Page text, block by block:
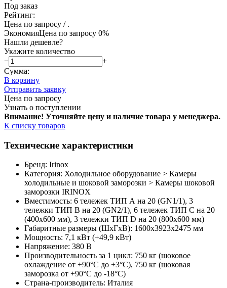
Под заказ
Рейтинг:
Цена по запросу / .
ЭкономияЦена по запросу 0%
Нашли дешевле?
Укажите количество
−
+
Сумма:
В корзину
Отправить заявку
Цена по запросу
Узнать о поступлении
Внимание! Уточняйте цену и наличие товара у менеджера.
К списку товаров
Технические характеристики
Бренд: Irinox
Категория: Холодильное оборудование > Камеры
холодильные и шоковой заморозки > Камеры шоковой
заморозки IRINOX
Вместимость: 6 тележек ТИП А на 20 (GN1/1), 3
тележки ТИП В на 20 (GN2/1), 6 тележек ТИП С на 20
(400х600 мм), 3 тележки ТИП D на 20 (800х600 мм)
Габаритные размеры (ШхГхВ): 1600х3923х2475 мм
Мощность: 7,1 кВт (+49,9 кВт)
Напряжение: 380 В
Производительность за 1 цикл: 750 кг (шоковое
охлаждение от +90°C до +3°C), 750 кг (шоковая
заморозка от +90°C до -18°C)
Страна-производитель: Италия